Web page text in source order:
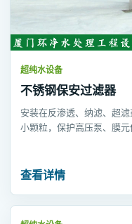
超纯水设备
不锈钢保安过滤器
安装在反渗透、纳滤、超
小颗粒，保护高压泵、膜元
查看详情